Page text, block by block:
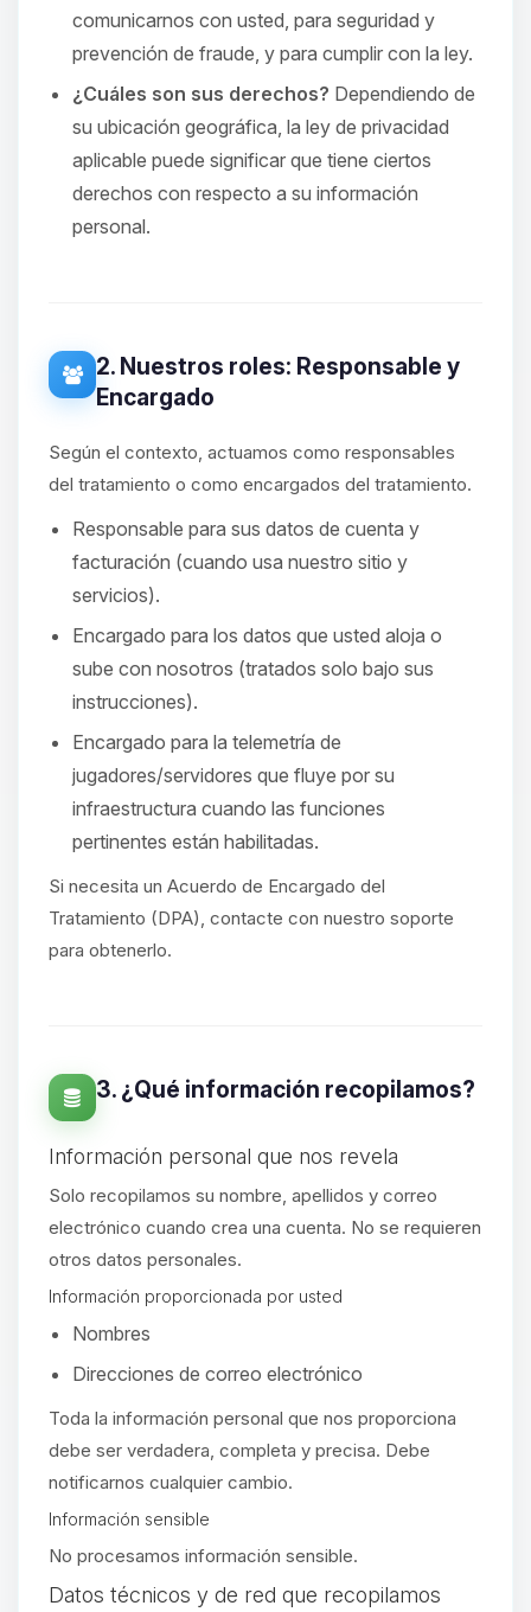
comunicarnos con usted, para seguridad y
prevención de fraude, y para cumplir con la ley.
¿Cuáles son sus derechos? Dependiendo de
su ubicación geográfica, la ley de privacidad
aplicable puede significar que tiene ciertos
derechos con respecto a su información
personal.
2. Nuestros roles: Responsable y
Encargado
Según el contexto, actuamos como responsables
del tratamiento o como encargados del tratamiento.
Responsable para sus datos de cuenta y
facturación (cuando usa nuestro sitio y
servicios).
Encargado para los datos que usted aloja o
sube con nosotros (tratados solo bajo sus
instrucciones).
Encargado para la telemetría de
jugadores/servidores que fluye por su
infraestructura cuando las funciones
pertinentes están habilitadas.
Si necesita un Acuerdo de Encargado del
Tratamiento (DPA), contacte con nuestro soporte
para obtenerlo.
3. ¿Qué información recopilamos?
Información personal que nos revela
Solo recopilamos su nombre, apellidos y correo
electrónico cuando crea una cuenta. No se requieren
otros datos personales.
Información proporcionada por usted
Nombres
Direcciones de correo electrónico
Toda la información personal que nos proporciona
debe ser verdadera, completa y precisa. Debe
notificarnos cualquier cambio.
Información sensible
No procesamos información sensible.
Datos técnicos y de red que recopilamos
Yupi, por fin alguien con quien